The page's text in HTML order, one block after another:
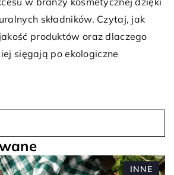
składników. Czytaj, jak
produktów oraz dlaczego
sięgają po ekologiczne
INNE